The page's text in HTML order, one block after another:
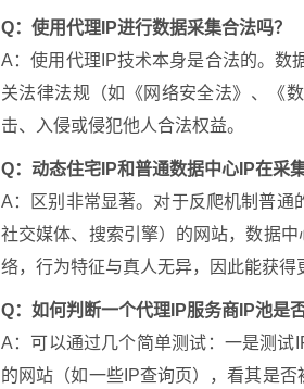
Q：使用代理IP进行数据采集合法吗？
A：使用代理IP技术本身是合法的。数
关法律法规（如《网络安全法》、《
击、入侵或侵犯他人合法权益。
Q：动态住宅IP和普通数据中心IP在采
A：区别非常显著。对于反爬机制普通
社交媒体、搜索引擎）的网站，数据
络，行为特征与真人无异，因此能获得
Q：如何判断一个代理IP服务商IP池是
A：可以通过几个简单测试：一是测
的网站（如一些IP查询页），看其是